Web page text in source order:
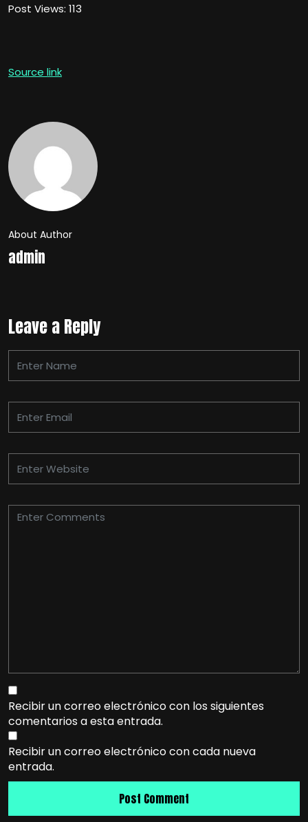
Post Views: 113
Source link
About Author
admin
Leave a Reply
Recibir un correo electrónico con los siguientes
comentarios a esta entrada.
Recibir un correo electrónico con cada nueva
entrada.